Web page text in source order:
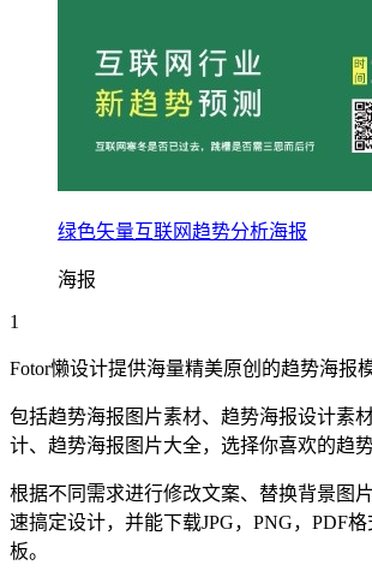
绿色矢量互联网趋势分析海报
海报
1
Fotor懒设计提供海量精美原创的趋势海报
包括趋势海报 图片素材、 趋势海报设计素材
计、 趋势海报 图片大全，选择你喜欢的趋
根据不同需求进行修改文案、替换背景图
速搞定设计，并能下载JPG，PNG，PDF格
板。